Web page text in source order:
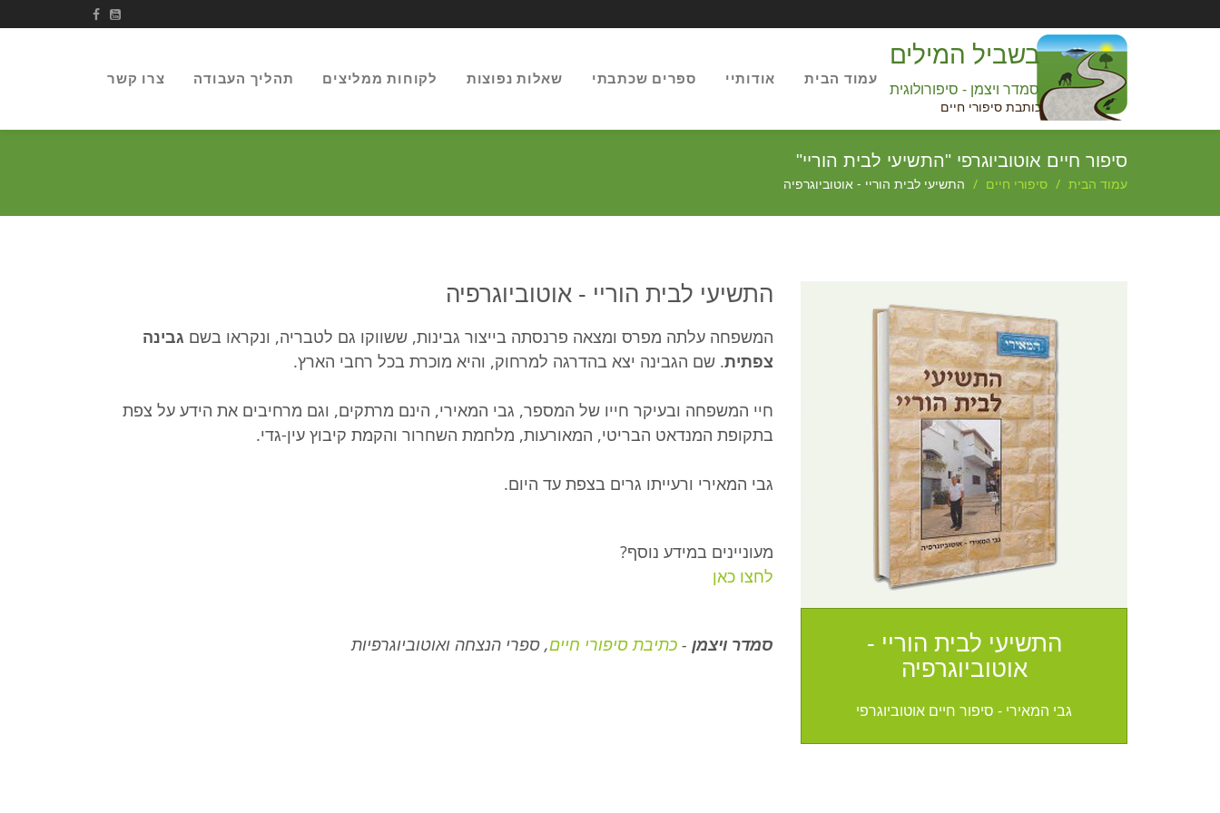
בשביל המילים
סמדר ויצמן - סיפורולוגית
כותבת סיפורי חיים
צרו קשר תהליך העבודה לקוחות ממליצים שאלות נפוצות ספרים שכתבתי אודותיי עמוד הבית
סיפור חיים אוטוביוגרפי "התשיעי לבית הוריי"
עמוד הבית סיפורי חיים התשיעי לבית הוריי - אוטוביוגרפיה
התשיעי לבית הוריי - אוטוביוגרפיה
המשפחה עלתה מפרס ומצאה פרנסתה בייצור גבינות, ששווקו גם לטבריה, ונקראו בשם גבינה
צפתית. שם הגבינה יצא בהדרגה למרחוק, והיא מוכרת בכל רחבי הארץ.
חיי המשפחה ובעיקר חייו של המספר, גבי המאירי, הינם מרתקים, וגם מרחיבים את הידע על צפת
בתקופת המנדאט הבריטי, המאורעות, מלחמת השחרור והקמת קיבוץ עין-גדי.
גבי המאירי ורעייתו גרים בצפת עד היום.
מעוניינים במידע נוסף?
לחצו כאן
סמדר ויצמן - כתיבת סיפורי חיים, ספרי הנצחה ואוטוביוגרפיות
התשיעי לבית הוריי -
אוטוביוגרפיה
גבי המאירי - סיפור חיים אוטוביוגרפי